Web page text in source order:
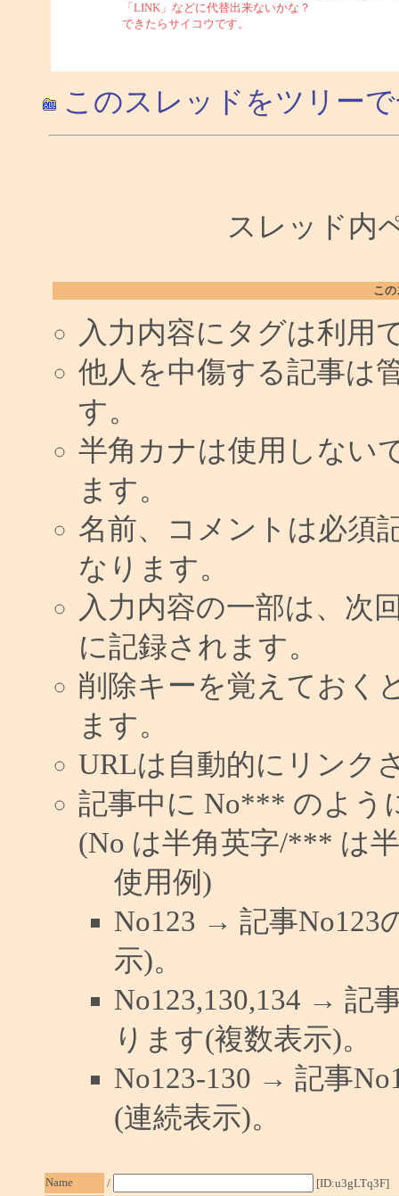
「LINK」などに代替出来ないかな？
できたらサイコウです。
このスレッドをツリー
スレッド内
こ
入力内容にタグは利用
他人を中傷する記事は
す。
半角カナは使用しない
ます。
名前、コメントは必須
なります。
入力内容の一部は、次
に記録されます。
削除キーを覚えておく
ます。
URLは自動的にリンク
記事中に No*** のよう
(No は半角英字/*** は
使用例)
No123 → 記事No123
示)。
No123,130,134 → 記
ります(複数表示)。
No123-130 → 記事
(連続表示)。
Name /
[ID:u3gLTq3F]